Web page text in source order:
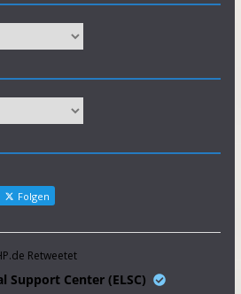
Folgen
Retweetet
Support Center (ELSC)